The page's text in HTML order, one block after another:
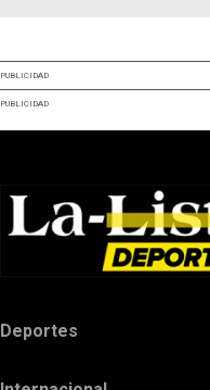
PUBLICIDAD
PUBLICIDAD
Deportes